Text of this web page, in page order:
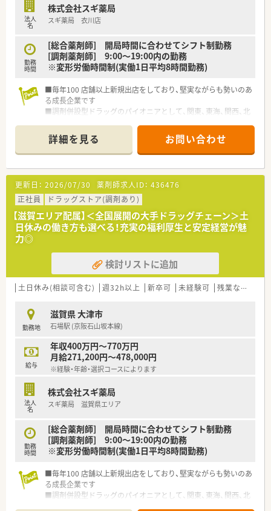
法人
名
株式会社スギ薬局
スギ薬局 衣川店
勤務
時間
[総合薬剤師] 開局時間に合わせてシフト制勤務
[調剤薬剤師] 9:00～19:00内の勤務
※変形労働時間制(実働1日平均8時間勤務)
■毎年100 店舗以上新規出店をしており、堅実ながらも勢いのあ
る成長企業です
■調剤併設型ドラッグのパイオニアとして、関東、東海、関西、北
■研修制度は様々なプランがあり、集合研修だけでなく任意で受
講可能な研修も幅広く用意されています
■店舗で活躍する従業員、社外で活躍する従業員、将来経営幹部
となる従業員など、薬剤師として様々な活躍ができるフィールド
を用意されています
■総合薬剤師・調剤薬剤師（土日休み・19時までの勤務）どちらか
の働き方を選択できます
■調剤併設型だけでなく「医療モール・クリニック併設店舗」「敷
地内薬局」「訪問調剤特化型店舗」など様々な店舗を運営してい
ます
50店舗以上、無菌調剤室は業界最多の51店舗設置しています
■「プラチナくるみん認定企業」「健康経営優良法人2023（大規模
法人部門）認定」等を取得し一人ひとりが働きやすい環境が整備
されています
があるのも特徴です
詳細を見る お問い合わせ
更新日： 2026/07/30 薬剤師求人ID： 436476
正社員
ドラッグストア(調剤あり)
【滋賀エリア配属】＜全国展開の大手ドラッグチェーン＞土
日休みの働き方も選べる！充実の福利厚生と安定経営が魅
力◎
検討リストに追加
土日休み(相談可含む) 週32h以上 新卒可 未経験可 残業なし(ほぼなし含む)
勤務地
滋賀県 大津市
石場駅 (京阪石山坂本線)
給与
年収400万円～770万円
月給271,200円～478,000円
※経験・年齢・選択コースによります
法人
名
株式会社スギ薬局
スギ薬局 滋賀県エリア
勤務
時間
[総合薬剤師] 開局時間に合わせてシフト制勤務
[調剤薬剤師] 9:00～19:00内の勤務
※変形労働時間制(実働1日平均8時間勤務)
■毎年100 店舗以上新規出店をしており、堅実ながらも勢いのあ
る成長企業です
■調剤併設型ドラッグのパイオニアとして、関東、東海、関西、北